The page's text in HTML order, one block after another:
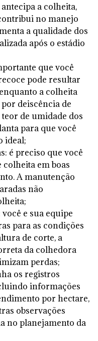
a colheita,
no manejo
a qualidade dos
após o estádio
que você
pode resultar
a colheita
deiscência de
de umidade dos
para que você
ideal;
é preciso que você
em boas
A manutenção
não
e sua equipe
para as condições
de corte, a
da colhedora
perdas;
os registros
informações
por hectare,
observações
no planejamento da